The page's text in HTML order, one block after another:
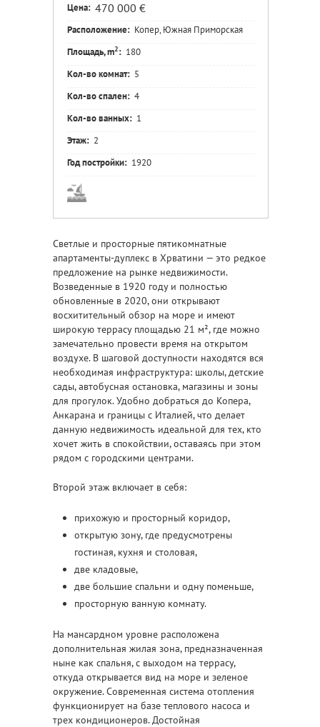
Цена: 470 000 €
Расположение: Копер, Южная Приморская
Площадь, m2: 180
Кол-во комнат: 5
Кол-во спален: 4
Кол-во ванных: 1
Этаж: 2
Год постройки: 1920
Светлые и просторные пятикомнатные
апартаменты-дуплекс в Хрватини — это редкое
предложение на рынке недвижимости.
Возведенные в 1920 году и полностью
обновленные в 2020, они открывают
восхитительный обзор на море и имеют
широкую террасу площадью 21 м², где можно
замечательно провести время на открытом
воздухе. В шаговой доступности находятся вся
необходимая инфраструктура: школы, детские
сады, автобусная остановка, магазины и зоны
для прогулок. Удобно добраться до Копера,
Анкарана и границы с Италией, что делает
данную недвижимость идеальной для тех, кто
хочет жить в спокойствии, оставаясь при этом
рядом с городскими центрами.
Второй этаж включает в себя:
прихожую и просторный коридор,
открытую зону, где предусмотрены
гостиная, кухня и столовая,
две кладовые,
две большие спальни и одну поменьше,
просторную ванную комнату.
На мансардном уровне расположена
дополнительная жилая зона, предназначенная
ныне как спальня, с выходом на террасу,
откуда открывается вид на море и зеленое
окружение. Современная система отопления
функционирует на базе теплового насоса и
трех кондиционеров. Достойная